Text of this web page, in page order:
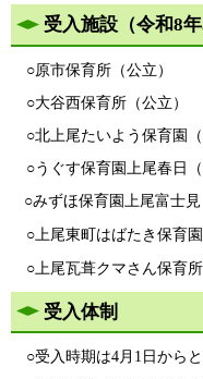
受入施設（令和8年
○原市保育所（公立）
○大谷西保育所（公立）
○北上尾たいよう保育園（
○うぐす保育園上尾春日（
○みずほ保育園上尾富士見
○上尾東町はばたき保育園
○上尾瓦葺クマさん保育所
受入体制
○受入時期は4月1日からと